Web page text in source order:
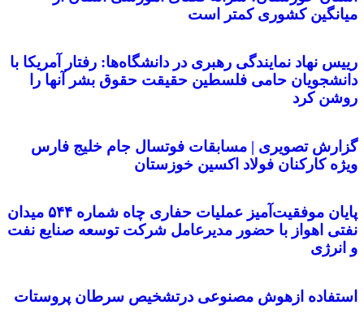
میانگین کشوری کمتر است
رییس نهاد نمایندگی رهبری در دانشگاه‌ها: رفتار آمریکا با
دانشجویان حامی فلسطین حقیقت حقوق بشر آنها را
روشن کرد
گزارش تصویری | مسابقات فوتسال جام خلیج فارس
ویژه کارکنان فولاد اکسین خوزستان
پایان موفقیت‌آمیز عملیات حفاری چاه شماره ۵۴۴ میدان
نفتی اهواز با حضور مدیرعامل شرکت توسعه صنایع نفت
و انرژی
استفاده ازهوش مصنوعی درتشخیص سرطان پروستات